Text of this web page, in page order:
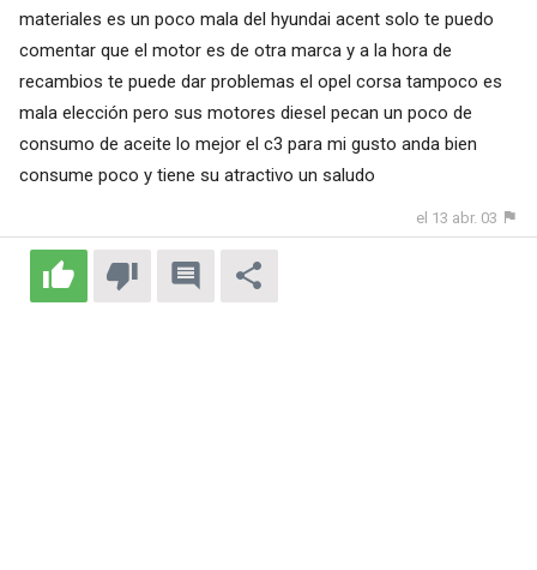
materiales es un poco mala del hyundai acent solo te puedo
comentar que el motor es de otra marca y a la hora de
recambios te puede dar problemas el opel corsa tampoco es
mala elección pero sus motores diesel pecan un poco de
consumo de aceite lo mejor el c3 para mi gusto anda bien
consume poco y tiene su atractivo un saludo
el 13 abr. 03